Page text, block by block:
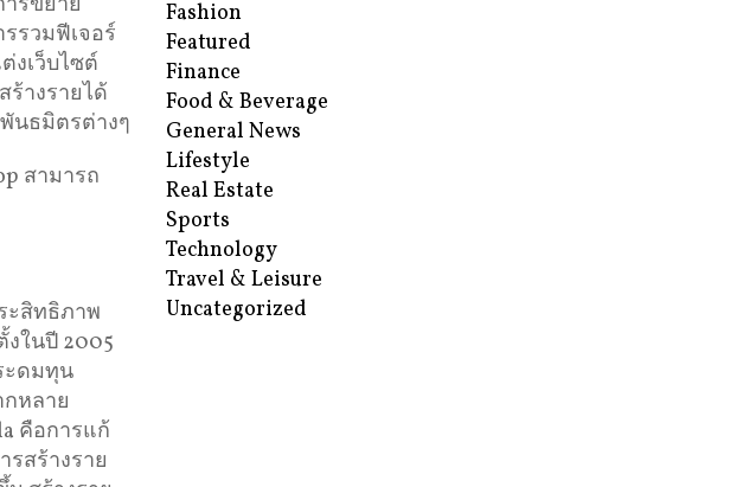
รวมฟีเจอร์
งเว็บไซต์
างรายได้
นธมิตรต่างๆ
สามารถ
ะสิทธิภาพ
ในปี 2005
ะดมทุน
หลาย
คือการแก้
สร้างราย
Fashion
Featured
Finance
Food & Beverage
General News
Lifestyle
Real Estate
Sports
Technology
Travel & Leisure
Uncategorized